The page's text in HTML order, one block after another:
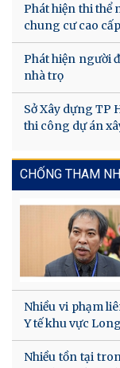
Phát hiện thi thể
chung cư cao cấp
Phát hiện người
nhà trọ
Sở Xây dựng TP
thi công dự án
CHỐNG THAM
Nhiều vi phạm
Y tế khu vực
Nhiều tồn tại